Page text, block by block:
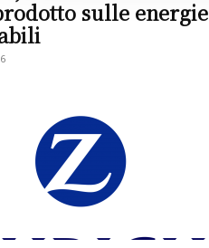
sulle energie